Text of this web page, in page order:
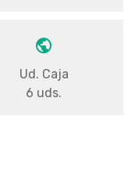
Ud. Caja
6 uds.